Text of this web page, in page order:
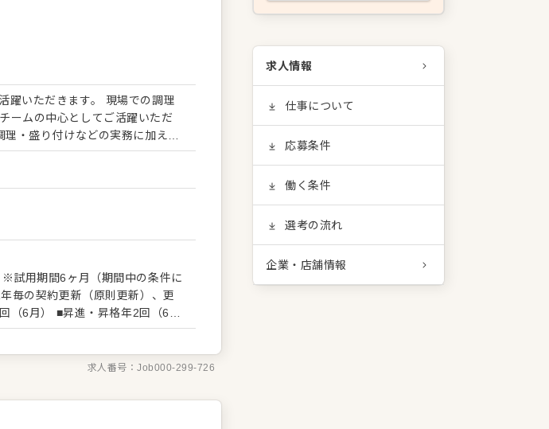
躍いただきます。 現場での調理
ームの中心としてご活躍いただ
婚礼など多様なシーンに対応し
導・育成
全体の技術向上や連携力の強化
きます。 無駄のない仕入れや適
管理の徹底
を整えます。 日々の管理の積み
とができます。 将来的には料理
試用期間6ヶ月（期間中の条件に
毎の契約更新（原則更新）、更
求人番号：Job000-299-726
求人情報
仕事について
応募条件
働く条件
選考の流れ
企業・店舗情報